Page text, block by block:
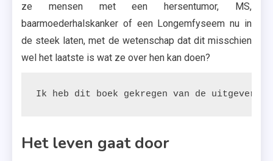
ze mensen met een hersentumor, MS,
baarmoederhalskanker of een Longemfyseem nu in
de steek laten, met de wetenschap dat dit misschien
wel het laatste is wat ze over hen kan doen?
Ik heb dit boek gekregen van de
Het leven gaat door